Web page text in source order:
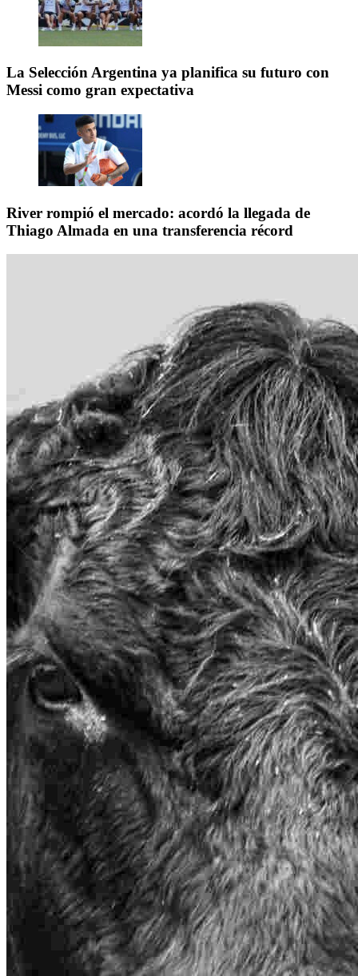
La Selección Argentina ya planifica su futuro con
Messi como gran expectativa
River rompió el mercado: acordó la llegada de
Thiago Almada en una transferencia récord